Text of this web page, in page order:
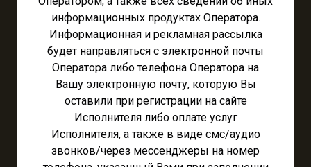
информационных продуктах Оператора.
Информационная и рекламная рассылка
будет направляться с электронной почты
Оператора либо телефона Оператора на
Вашу электронную почту, которую Вы
оставили при регистрации на сайте
Исполнителя либо оплате услуг
Исполнителя, а также в виде смс/аудио
звонков/через мессенджеры на номер